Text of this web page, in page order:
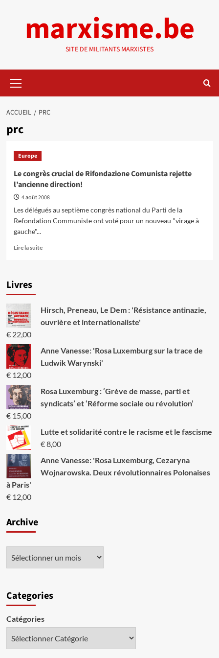
marxisme.be
SITE DE MILITANTS MARXISTES
principal
ACCUEIL PRC
prc
Europe
Le congrès crucial de Rifondazione Comunista rejette
l’ancienne direction!
4 août 2008
Les délégués au septième congrès national du Parti de la
Refondation Communiste ont voté pour un nouveau "virage à
gauche"...
Lire la suiteEn
de
Rifondazione
l’ancienne
Livres
Hirsch, Preneau, Le Dem : 'Résistance antinazie,
ouvrière et internationaliste'
€22,00
Anne Vanesse: 'Rosa Luxemburg sur la trace de
Ludwik Warynski'
€12,00
Rosa Luxemburg : ‘Grève de masse, parti et
syndicats’ et ‘Réforme sociale ou révolution’
€15,00
Lutte et solidarité contre le racisme et le fascisme
€8,00
Anne Vanesse: 'Rosa Luxemburg, Cezaryna
Wojnarowska. Deux révolutionnaires Polonaises
à Paris'
€12,00
Archive
Categories
Catégories